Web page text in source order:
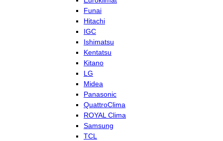
Funai
Hitachi
IGC
Ishimatsu
Kentatsu
Kitano
LG
Midea
Panasonic
QuattroClima
ROYAL Clima
Samsung
TCL